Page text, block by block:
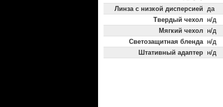
Линза с низкой дисперсией да
Твердый чехол н/д
Мягкий чехол н/д
Светозащитная бленда н/д
Штативный адаптер н/д